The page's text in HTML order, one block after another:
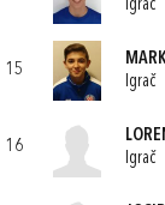
Igrač
15
Igrač
16
Igrač